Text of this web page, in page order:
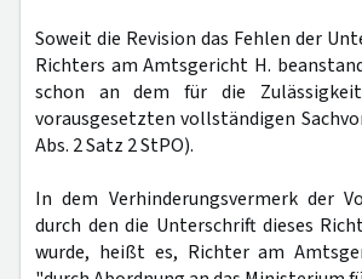
Soweit die Revision das Fehlen der
Richters am Amtsgericht H.
schon an dem für die
vorausgesetzten vollständigen
Abs. 2 Satz 2 StPO).
In dem Verhinderungsvermerk der
durch den die Unterschrift dieses
wurde, heißt es, Richter am